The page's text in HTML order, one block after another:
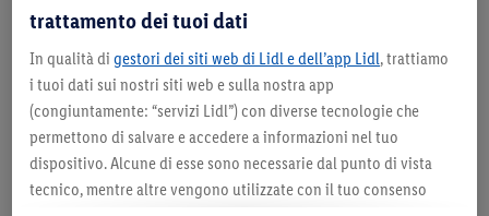
trattamento dei tuoi dati
In qualità di gestori dei siti web di Lidl e dell’app Lidl, trattiamo
i tuoi dati sui nostri siti web e sulla nostra app
(congiuntamente: “servizi Lidl”) con diverse tecnologie che
permettono di salvare e accedere a informazioni nel tuo
dispositivo. Alcune di esse sono necessarie dal punto di vista
tecnico, mentre altre vengono utilizzate con il tuo consenso